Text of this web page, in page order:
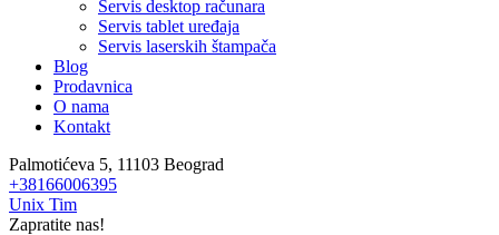
Servis desktop računara
Servis tablet uređaja
Servis laserskih štampača
Blog
Prodavnica
O nama
Kontakt
Palmotićeva 5, 11103 Beograd
+38166006395
Unix Tim
Zapratite nas!